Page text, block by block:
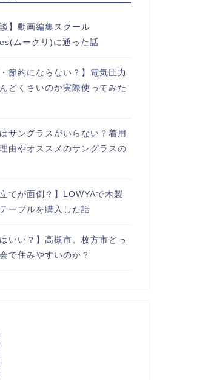
談】動画編集スクール
ムークリ)に通った話
・節約にならない？】電気圧力
どくさいのか実際使ってみた
サングラスがいらない？着用
由やオススメのサングラスの
立てが面倒？】LOWYAで木製
ーブルを購入した話
はいい？】高槻市、枚方市どっ
で住みやすいのか？